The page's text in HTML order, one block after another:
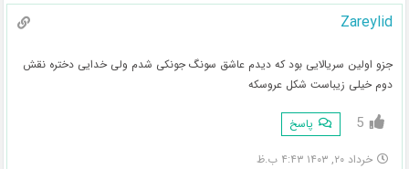
Zareylid
جزو اولین سریالایی بود که دیدم عاشق سونگ جونکی شدم ولی خدایی دختره نقش
دوم خیلی زیباست شکل عروسکه
5 پاسخ
خرداد ۲۰, ۱۴۰۳ ۴:۴۳ ب.ظ